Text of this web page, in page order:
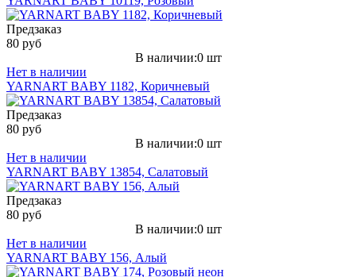
Предзаказ
80 руб
В наличии:0 шт
Нет в наличии
YARNART BABY 1182, Коричневый
Предзаказ
80 руб
В наличии:0 шт
Нет в наличии
YARNART BABY 13854, Салатовый
Предзаказ
80 руб
В наличии:0 шт
Нет в наличии
YARNART BABY 156, Алый